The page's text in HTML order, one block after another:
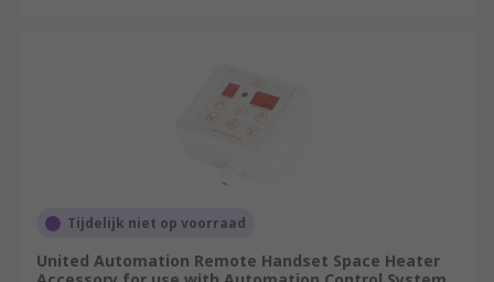
Tijdelijk niet op voorraad
United Automation Remote Handset Space Heater